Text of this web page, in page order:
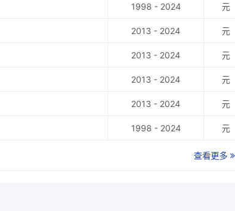
1998 - 2024 元
2013 - 2024 元
2013 - 2024 元
2013 - 2024 元
2013 - 2024 元
1998 - 2024 元
查看更多